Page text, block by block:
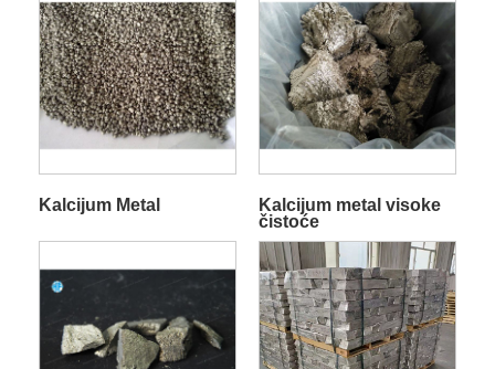
Kalcijum Metal
Kalcijum metal visoke
čistoće